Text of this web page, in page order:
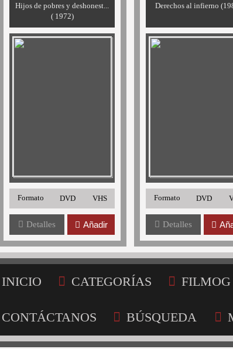
Hijos de pobres y deshonest...
( 1972)
Formato DVD VHS
Detalles Añadir
Derechos al infierno
Formato DVD
Detalles
INICIO CATEGORÍAS FILMOG
CONTÁCTANOS BÚSQUEDA